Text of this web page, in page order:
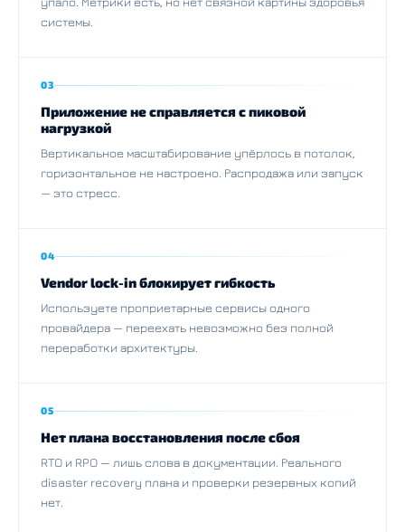
системы.
03
Приложение не справляется с пиковой
нагрузкой
Вертикальное масштабирование упёрлось в потолок,
горизонтальное не настроено. Распродажа или запуск
— это стресс.
04
Vendor lock-in блокирует гибкость
Используете проприетарные сервисы одного
провайдера — переехать невозможно без полной
переработки архитектуры.
05
Нет плана восстановления после сбоя
RTO и RPO — лишь слова в документации. Реального
disaster recovery плана и проверки резервных копий
нет.